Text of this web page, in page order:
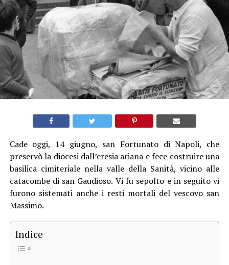
Cade oggi, 14 giugno, san Fortunato di Napoli, che
preservò la diocesi dall’eresia ariana e fece costruire una
basilica cimiteriale nella valle della Sanità, vicino alle
catacombe di san Gaudioso. Vi fu sepolto e in seguito vi
furono sistemati anche i resti mortali del vescovo san
Massimo.
Indice